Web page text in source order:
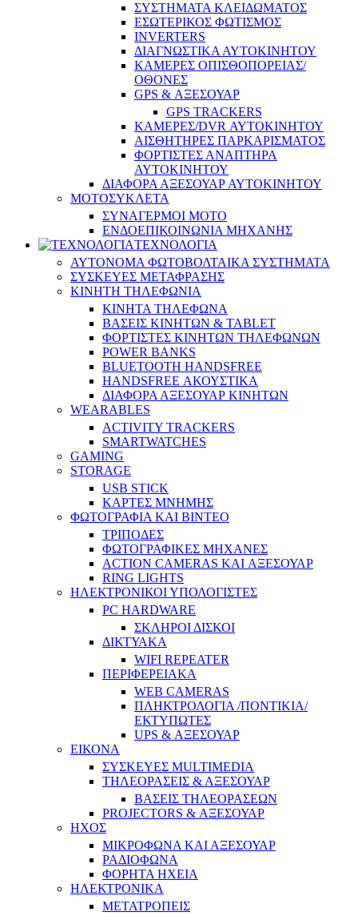
ΣΥΣΤΗΜΑΤΑ ΚΛΕΙΔΩΜΑΤΟΣ
ΕΣΩΤΕΡΙΚΟΣ ΦΩΤΙΣΜΟΣ
INVERTERS
ΔΙΑΓΝΩΣΤΙΚΑ ΑΥΤΟΚΙΝΗΤΟΥ
ΚΑΜΕΡΕΣ ΟΠΙΣΘΟΠΟΡΕΙΑΣ/
ΟΘΟΝΕΣ
GPS & ΑΞΕΣΟΥΑΡ
GPS TRACKERS
ΚΑΜΕΡΕΣ/DVR ΑΥΤΟΚΙΝΗΤΟΥ
ΑΙΣΘΗΤΗΡΕΣ ΠΑΡΚΑΡΙΣΜΑΤΟΣ
ΦΟΡΤΙΣΤΕΣ ΑΝΑΠΤΗΡΑ
ΑΥΤΟΚΙΝΗΤΟΥ
ΔΙΑΦΟΡΑ ΑΞΕΣΟΥΑΡ ΑΥΤΟΚΙΝΗΤΟΥ
ΜΟΤΟΣΥΚΛΕΤΑ
ΣΥΝΑΓΕΡΜΟΙ ΜΟΤΟ
ΕΝΔΟΕΠΙΚΟΙΝΩΝΙΑ ΜΗΧΑΝΗΣ
ΤΕΧΝΟΛΟΓΙΑ
ΑΥΤΟΝΟΜΑ ΦΩΤΟΒΟΛΤΑΙΚΑ ΣΥΣΤΗΜΑΤΑ
ΣΥΣΚΕΥΕΣ ΜΕΤΑΦΡΑΣΗΣ
ΚΙΝΗΤΗ ΤΗΛΕΦΩΝΙΑ
ΚΙΝΗΤΑ ΤΗΛΕΦΩΝΑ
ΒΑΣΕΙΣ ΚΙΝΗΤΩΝ & TABLET
ΦΟΡΤΙΣΤΕΣ ΚΙΝΗΤΩΝ ΤΗΛΕΦΩΝΩΝ
POWER BANKS
BLUETOOTH HANDSFREE
HANDSFREE ΑΚΟΥΣΤΙΚΑ
ΔΙΑΦΟΡΑ ΑΞΕΣΟΥΑΡ ΚΙΝΗΤΩΝ
WEARABLES
ACTIVITY TRACKERS
SMARTWATCHES
GAMING
STORAGE
USB STICK
ΚΑΡΤΕΣ ΜΝΗΜΗΣ
ΦΩΤΟΓΡΑΦΙΑ ΚΑΙ ΒΙΝΤΕΟ
ΤΡΙΠΟΔΕΣ
ΦΩΤΟΓΡΑΦΙΚΕΣ ΜΗΧΑΝΕΣ
ACTION CAMERAS KAI ΑΞΕΣΟΥΑΡ
RING LIGHTS
ΗΛΕΚΤΡΟΝΙΚΟΙ ΥΠΟΛΟΓΙΣΤΕΣ
PC HARDWARE
ΣΚΛΗΡΟΙ ΔΙΣΚΟΙ
ΔΙΚΤΥΑΚΑ
WIFI REPEATER
ΠΕΡΙΦΕΡΕΙΑΚΑ
WEB CAMERAS
ΠΛΗΚΤΡΟΛΟΓΙΑ /ΠΟΝΤΙΚΙΑ/
ΕΚΤΥΠΩΤΕΣ
UPS & ΑΞΕΣΟΥΑΡ
ΕΙΚΟΝΑ
ΣΥΣΚΕΥΕΣ MULTIMEDIA
ΤΗΛΕΟΡΑΣΕΙΣ & ΑΞΕΣΟΥΑΡ
ΒΑΣΕΙΣ ΤΗΛΕΟΡΑΣΕΩΝ
PROJECTORS & ΑΞΕΣΟΥΑΡ
ΗΧΟΣ
ΜΙΚΡΟΦΩΝΑ ΚΑΙ ΑΞΕΣΟΥΑΡ
ΡΑΔΙΟΦΩΝΑ
ΦΟΡΗΤΑ ΗΧΕΙΑ
ΗΛΕΚΤΡΟΝΙΚΑ
ΜΕΤΑΤΡΟΠΕΙΣ